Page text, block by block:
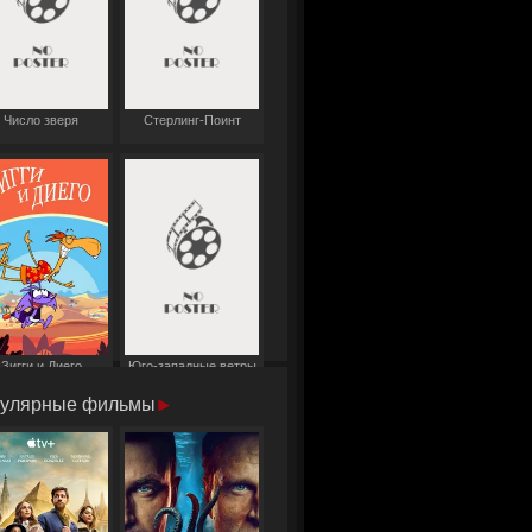
Число зверя Стерлинг-Поинт
Зигги и Диего Юго-западные ветры
фильмы